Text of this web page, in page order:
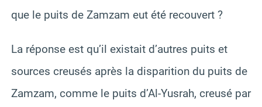
que le puits de Zamzam eut été recouvert ?
La réponse est qu’il existait d’autres puits et
sources creusés après la disparition du puits de
Zamzam, comme le puits d’Al-Yusrah, creusé par